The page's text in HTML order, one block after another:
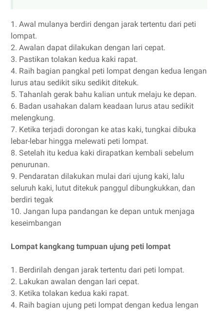
1. Awal mulanya berdiri dengan jarak tertentu dari peti
lompat.
2. Awalan dapat dilakukan dengan lari cepat.
3. Pastikan tolakan kedua kaki rapat.
4. Raih bagian pangkal peti lompat dengan kedua lengan
lurus atau sedikit siku sedikit ditekuk.
5. Tahanlah gerak bahu kalian untuk melaju ke depan.
6. Badan usahakan dalam keadaan lurus atau sedikit
melengkung.
7. Ketika terjadi dorongan ke atas kaki, tungkai dibuka
lebar-lebar hingga melewati peti lompat.
8. Setelah itu kedua kaki dirapatkan kembali sebelum
penurunan.
9. Pendaratan dilakukan mulai dari ujung kaki, lalu
seluruh kaki, lutut ditekuk panggul dibungkukkan, dan
berdiri tegak
10. Jangan lupa pandangan ke depan untuk menjaga
keseimbangan
Lompat kangkang tumpuan ujung peti lompat
1. Berdirilah dengan jarak tertentu dari peti lompat.
2. Lakukan awalan dengan lari cepat.
3. Ketika tolakan kedua kaki rapat.
4. Raih bagian ujung peti lompat dengan kedua lengan